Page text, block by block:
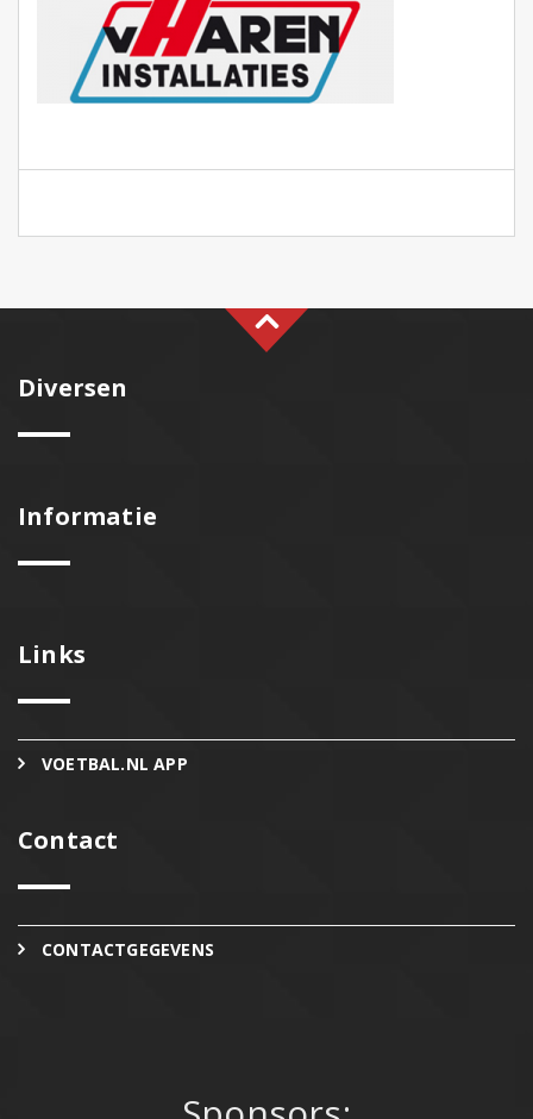
Diversen
Informatie
Links
VOETBAL.NL APP
Contact
CONTACTGEGEVENS